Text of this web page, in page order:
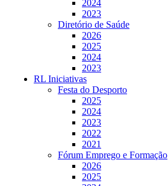
2024
2023
Diretório de Saúde
2026
2025
2024
2023
RL Iniciativas
Festa do Desporto
2025
2024
2023
2022
2021
Fórum Emprego e Formação
2026
2025